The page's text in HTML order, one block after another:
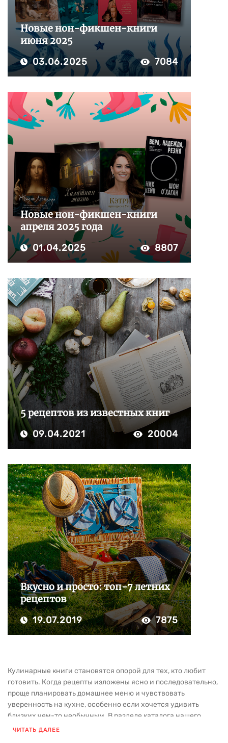
Новые нон-фикшен-книги
июня 2025
03.06.2025 7084
Новые нон-фикшен-книги
апреля 2025 года
01.04.2025 8807
5 рецептов из известных книг
09.04.2021 20004
Вкусно и просто: топ-7 летних
рецептов
19.07.2019 7875
Кулинарные книги становятся опорой для тех, кто любит
готовить. Когда рецепты изложены ясно и последовательно,
проще планировать домашнее меню и чувствовать
уверенность на кухне, особенно если хочется удивить
близких чем-то необычным. В разделе каталога нашего
издательства собрана литература для тех, кто интересуется
ЧИТАТЬ ДАЛЕЕ